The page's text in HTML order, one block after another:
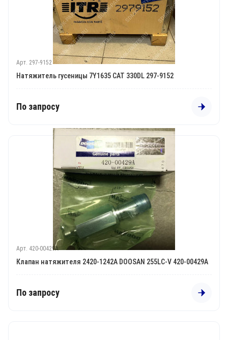
Арт. 297-9152
Натяжитель гусеницы 7Y1635 CAT 330DL 297-9152
По запросу
Арт. 420-00429A
Клапан натяжителя 2420-1242A DOOSAN 255LC-V 420-00429A
По запросу